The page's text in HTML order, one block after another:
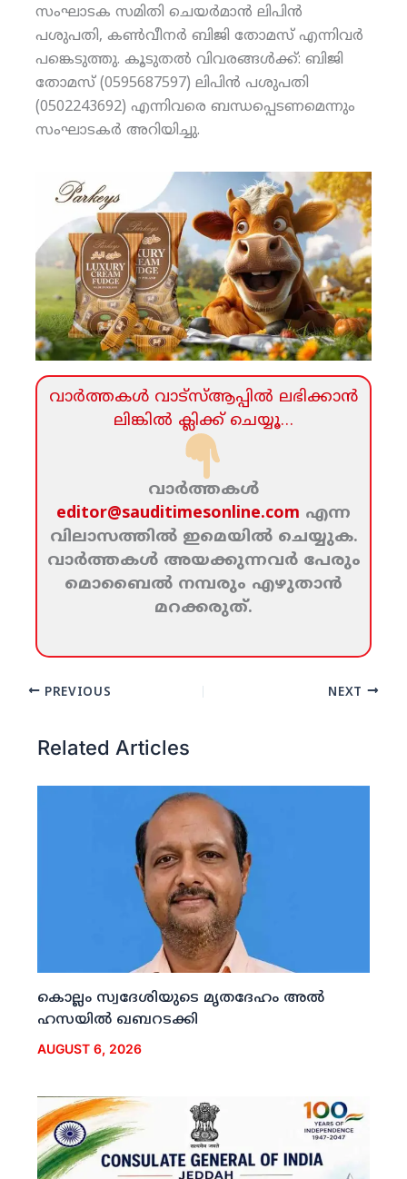
സംഘാടക സമിതി ചെയര്‍മാന്‍ ലിപിന്‍
പശുപതി, കണ്‍വീനര്‍ ബിജി തോമസ് എന്നിവര്‍
പങ്കെടുത്തു. കൂടുതല്‍ വിവരങ്ങള്‍ക്ക്: ബിജി
തോമസ് (0595687597) ലിപിന്‍ പശുപതി
(0502243692) എന്നിവരെ ബന്ധപ്പെടണമെന്നും
സംഘാടകര്‍ അറിയിച്ചു.
വാര്‍ത്തകള്‍ വാട്‌സ്‌ആപ്പില്‍ ലഭിക്കാന്‍
ലിങ്കില്‍ ക്ലിക്ക്‌ ചെയ്യൂ…
വാര്‍ത്തകള്‍
editor@sauditimesonline.com എന്ന
വിലാസത്തില്‍ ഇമെയില്‍ ചെയ്യുക.
വാര്‍ത്തകള്‍ അയക്കുന്നവര്‍ പേരും
മൊബൈല്‍ നമ്പരും എഴുതാന്‍
മറക്കരുത്‌.
PREVIOUS NEXT
Related Articles
കൊല്ലം സ്വദേശിയുടെ മൃതദേഹം അല്‍
ഹസയില്‍ ഖബറടക്കി
AUGUST 6, 2026